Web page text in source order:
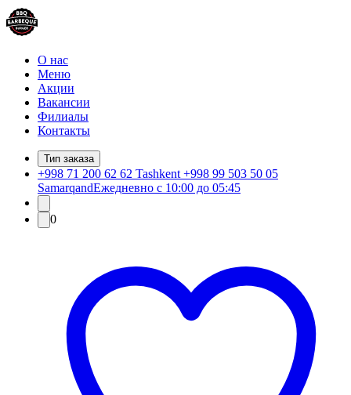
О нас
Меню
Акции
Вакансии
Филиалы
Контакты
Тип заказа
+998 71 200 62 62 Tashkent +998 99 503 50 05
SamarqandЕжедневно с 10:00 до 05:45
0